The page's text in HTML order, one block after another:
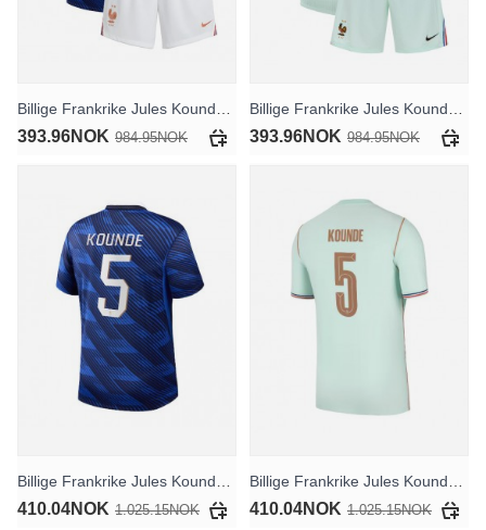
393.96NOK 984.95NOK 393.96NOK 984.95NOK
410.04NOK 1.025.15NOK 410.04NOK 1.025.15NOK